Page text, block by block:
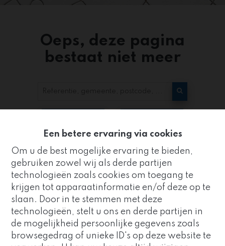
Een betere ervaring via cookies
Om u de best mogelijke ervaring te bieden,
gebruiken zowel wij als derde partijen
technologieën zoals cookies om toegang te
krijgen tot apparaatinformatie en/of deze op te
slaan. Door in te stemmen met deze
technologieën, stelt u ons en derde partijen in
de mogelijkheid persoonlijke gegevens zoals
browsegedrag of unieke ID's op deze website te
Oeps, deze pagina
bestaat niet meer
Kantoor
ZUIDRAND
Strijderstraat 8
Goed nieuws!